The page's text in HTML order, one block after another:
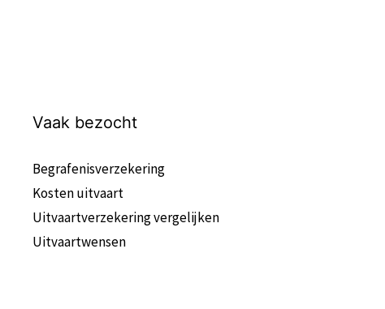
Vaak bezocht
Begrafenisverzekering
Kosten uitvaart
Uitvaartverzekering vergelijken
Uitvaartwensen